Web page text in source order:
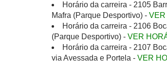
Horário da carreira - 2105
Mafra (Parque Desportivo) - VER
Horário da carreira - 2106
(Parque Desportivo) - VER
Horário da carreira - 2107
via Avessada e Portela - VER